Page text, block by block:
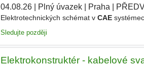
04.08.26| Plný úvazek| Praha
Elektrotechnických schémat v CAE
Sledujte později
Elektrokonstruktér - kabelové